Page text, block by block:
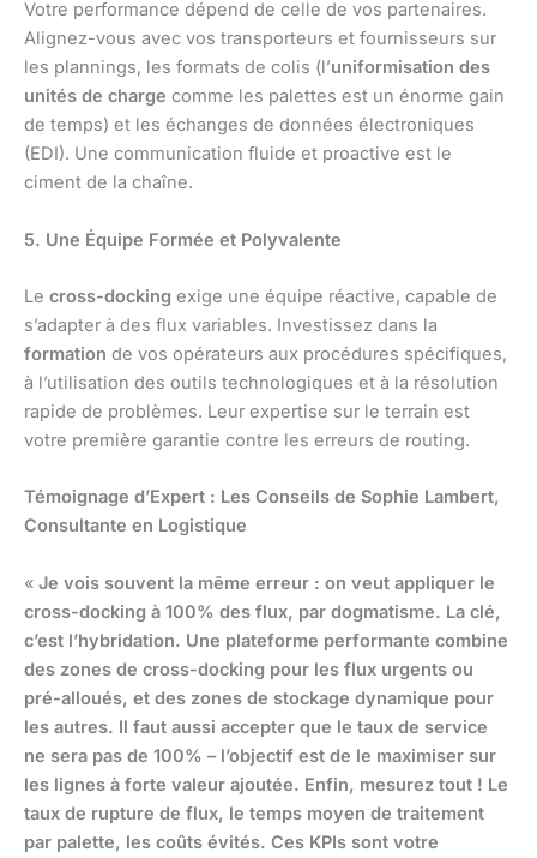
Votre performance dépend de celle de vos partenaires.
Alignez-vous avec vos transporteurs et fournisseurs sur
les plannings, les formats de colis (l’uniformisation des
unités de charge comme les palettes est un énorme gain
de temps) et les échanges de données électroniques
(EDI). Une communication fluide et proactive est le
ciment de la chaîne.
5. Une Équipe Formée et Polyvalente
Le cross-docking exige une équipe réactive, capable de
s’adapter à des flux variables. Investissez dans la
formation de vos opérateurs aux procédures spécifiques,
à l’utilisation des outils technologiques et à la résolution
rapide de problèmes. Leur expertise sur le terrain est
votre première garantie contre les erreurs de routing.
Témoignage d’Expert : Les Conseils de Sophie Lambert,
Consultante en Logistique
« Je vois souvent la même erreur : on veut appliquer le
cross-docking à 100% des flux, par dogmatisme. La clé,
c’est l’hybridation. Une plateforme performante combine
des zones de cross-docking pour les flux urgents ou
pré-alloués, et des zones de stockage dynamique pour
les autres. Il faut aussi accepter que le taux de service
ne sera pas de 100% – l’objectif est de le maximiser sur
les lignes à forte valeur ajoutée. Enfin, mesurez tout ! Le
taux de rupture de flux, le temps moyen de traitement
par palette, les coûts évités. Ces KPIs sont votre